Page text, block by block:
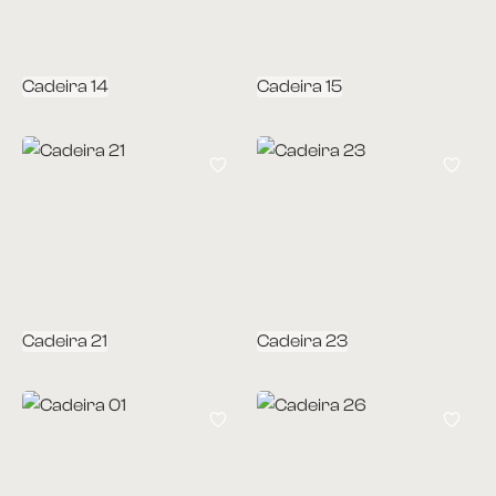
Cadeira 14 Cadeira 15
Cadeira 21 Cadeira 23